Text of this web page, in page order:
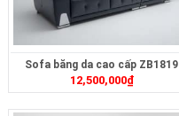
Sofa băng da cao cấp ZB1819
12,500,000₫